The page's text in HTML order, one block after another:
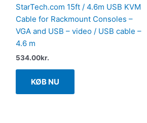
StarTech.com 15ft / 4.6m USB KVM
Cable for Rackmount Consoles –
VGA and USB – video / USB cable –
4.6 m
534.00kr.
KØB NU